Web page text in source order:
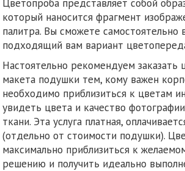
который наносится фрагмент
палитра. Вы сможете самостоятельно
подходящий вам вариант
Настоятельно рекомендуем заказать
макета подушки тем, кому важен
необходимо приблизиться к цветам
увидеть цвета и качество
ткани. Эта услуга платная,
(отдельно от стоимости подушки).
максимально приблизиться к
решению и получить идеально